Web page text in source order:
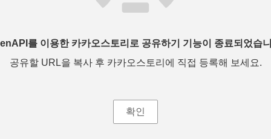
를 이용한 카카오스토리로 공유하기 기능이 종료되었습
공유할 URL을 복사 후 카카오스토리에 직접 등록해 보세요.
확인